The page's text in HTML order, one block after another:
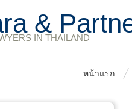
&
IN THAILAND
หน้าแรก